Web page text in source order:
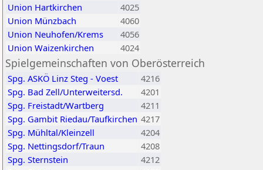
Union Hartkirchen
4025
Union Münzbach
4060
Union Neuhofen/Krems
4056
Union Waizenkirchen
4024
Spielgemeinschaften von Oberösterreich
Spg. ASKÖ Linz Steg - Voest
4216
Spg. Bad Zell/Unterweitersd.
4201
Spg. Freistadt/Wartberg
4211
Spg. Gambit Riedau/Taufkirchen 4217
Spg. Mühltal/Kleinzell
4204
Spg. Nettingsdorf/Traun
4208
Spg. Sternstein
4212